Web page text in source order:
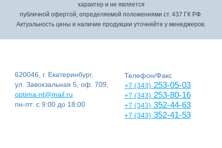
характер и не является
публичной офертой, определяемой положениями ст. 437 ГК РФ.
Актуальность цены и наличие продукции уточняйте у менеджеров.
620046, г. Екатеринбург,
ул. Завокзальная 5, оф. 709,
optima-nt@mail.ru
пн-пт: с 9:00 до 18:00
Телефон/Факс
+7 (343) 253-05-03
+7 (343) 253-80-16
+7 (343) 352-44-63
+7 (343) 352-41-53